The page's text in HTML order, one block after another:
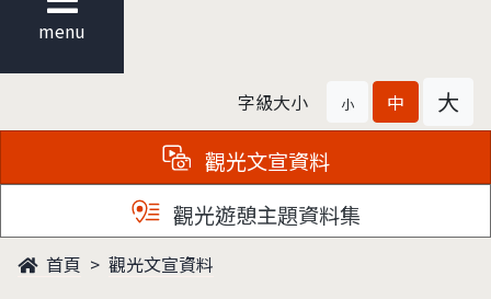
menu
字級大小 小 中 大
觀光文宣資料
觀光遊憩主題資料集
首頁 觀光文宣資料